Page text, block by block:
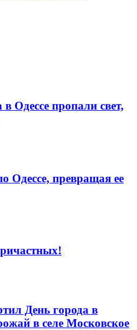
Одессе пропали свет,
Одессе, превращая ее
День города в
в селе Московское